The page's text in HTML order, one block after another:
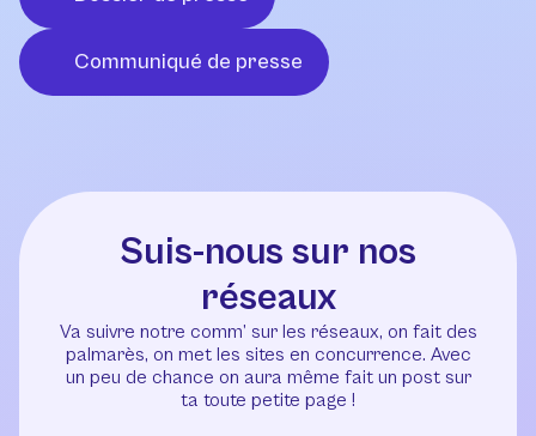
Communiqué de presse
Suis-nous sur nos
réseaux
Va suivre notre comm’ sur les réseaux, on fait des
palmarès, on met les sites en concurrence. Avec
un peu de chance on aura même fait un post sur
ta toute petite page !